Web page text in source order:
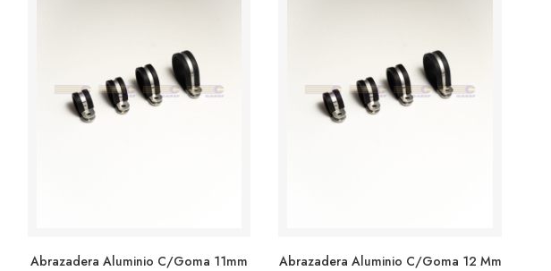
Abrazadera Aluminio C/goma 11mm
Abrazadera Aluminio C/goma 12 Mm